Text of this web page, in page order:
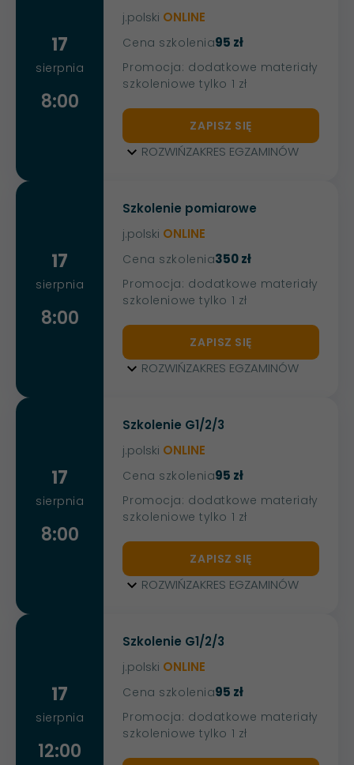
17
sierpnia
8:00
j.polski ONLINE
95 zł
Cena szkolenia
Promocja: dodatkowe materiały
szkoleniowe tylko 1 zł
ZAPISZ SIĘ
ROZWIŃZAKRES EGZAMINÓW
17
sierpnia
8:00
Szkolenie pomiarowe
j.polski ONLINE
350 zł
Cena szkolenia
Promocja: dodatkowe materiały
szkoleniowe tylko 1 zł
ZAPISZ SIĘ
ROZWIŃZAKRES EGZAMINÓW
17
sierpnia
8:00
Szkolenie G1/2/3
j.polski ONLINE
95 zł
Cena szkolenia
Promocja: dodatkowe materiały
szkoleniowe tylko 1 zł
ZAPISZ SIĘ
ROZWIŃZAKRES EGZAMINÓW
17
sierpnia
12:00
Szkolenie G1/2/3
j.polski ONLINE
95 zł
Cena szkolenia
Promocja: dodatkowe materiały
szkoleniowe tylko 1 zł